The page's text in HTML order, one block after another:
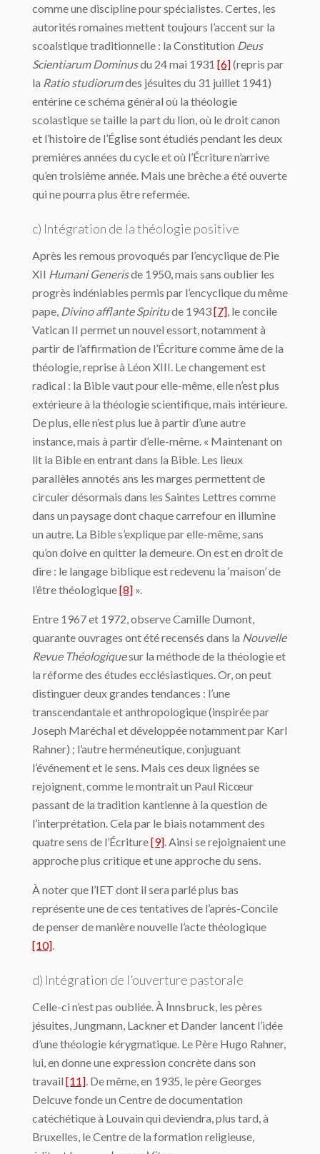
comme une discipline pour spécialistes. Certes, les
autorités romaines mettent toujours l’accent sur la
scoalstique traditionnelle : la Constitution Deus
Scientiarum Dominusdu 24 mai 1931 [6](repris par
la Ratio studiorumdes jésuites du 31 juillet 1941)
entérine ce schéma général où la théologie
scolastique se taille la part du lion, où le droit canon
et l’histoire de l’Église sont étudiés pendant les deux
premières années du cycle et où l’Écriture n’arrive
qu’en troisième année. Mais une brèche a été ouverte
qui ne pourra plus être refermée.
c) Intégration de la théologie positive
Après les remous provoqués par l’encyclique de Pie
XII Humani Generisde 1950, mais sans oublier les
progrès indéniables permis par l’encyclique du même
pape, Divino afflante Spiritude 1943[7] , le concile
Vatican II permet un nouvel essort, notamment à
partir de l’affirmation de l’Écriture comme âme de la
théologie, reprise à Léon XIII. Le changement est
radical : la Bible vaut pour elle-même, elle n’est plus
extérieure à la théologie scientifique, mais intérieure.
De plus, elle n’est plus lue à partir d’une autre
instance, mais à partir d’elle-même. « Maintenant on
lit la Bible en entrant dans la Bible. Les lieux
parallèles annotés ans les marges permettent de
circuler désormais dans les Saintes Lettres comme
dans un paysage dont chaque carrefour en illumine
un autre. La Bible s’explique par elle-même, sans
qu’on doive en quitter la demeure. On est en droit de
dire : le langage biblique est redevenu la ‘maison’ de
l’être théologique[8] ».
Entre 1967 et 1972, observe Camille Dumont,
quarante ouvrages ont été recensés dans la Nouvelle
Revue Théologiquesur la méthode de la théologie et
la réforme des études ecclésiastiques. Or, on peut
distinguer deux grandes tendances : l’une
transcendantale et anthropologique (inspirée par
Joseph Maréchal et développée notamment par Karl
Rahner) ; l’autre herméneutique, conjuguant
l’événement et le sens. Mais ces deux lignées se
rejoignent, comme le montrait un Paul Ricœur
passant de la tradition kantienne à la question de
l’interprétation. Cela par le biais notamment des
quatre sens de l’Écriture[9] . Ainsi se rejoignaient une
approche plus critique et une approche du sens.
À noter que l’IET dont il sera parlé plus bas
représente une de ces tentatives de l’après-Concile
de penser de manière nouvelle l’acte théologique
[10]
d) Intégration de l’ouverture pastorale
Celle-ci n’est pas oubliée. À Innsbruck, les pères
jésuites, Jungmann, Lackner et Dander lancent l’idée
d’une théologie kérygmatique. Le Père Hugo Rahner,
lui, en donne une expression concrète dans son
travail [11] . De même, en 1935, le père Georges
Delcuve fonde un Centre de documentation
catéchétique à Louvain qui deviendra, plus tard, à
Bruxelles, le Centre de la formation religieuse,